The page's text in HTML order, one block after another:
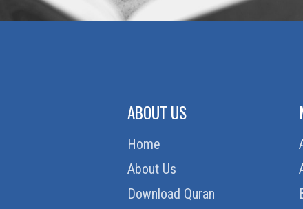
ABOUT US
Home
About Us
Download Quran